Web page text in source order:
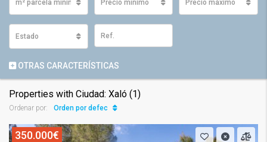
m² parcela mínimos Precio mínimo Precio máximo
Estado
OTRAS CARACTERÍSTICAS
Properties with Ciudad: Xaló (1)
Ordenar por: Orden por defecto
350.000€